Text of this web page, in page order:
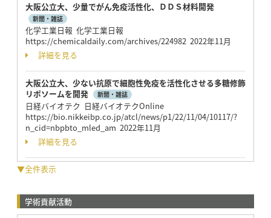
大阪公立大、少量でがん免疫活性化、ＤＤＳ材料開発
新聞・雑誌
化学工業日報 化学工業日報
https://chemicaldaily.com/archives/224982 2022年11月
詳細を見る
大阪公立大、少ない抗原で細胞性免疫を活性化させる多糖修飾
リポソームを開発
新聞・雑誌
日経バイオテク 日経バイオテクOnline
https://bio.nikkeibp.co.jp/atcl/news/p1/22/11/04/10117/?
n_cid=nbpbto_mled_am 2022年11月
詳細を見る
▼全件表示
学術貢献活動